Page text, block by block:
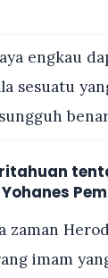
engkau
sesuatu
Yohanes
zaman
imam